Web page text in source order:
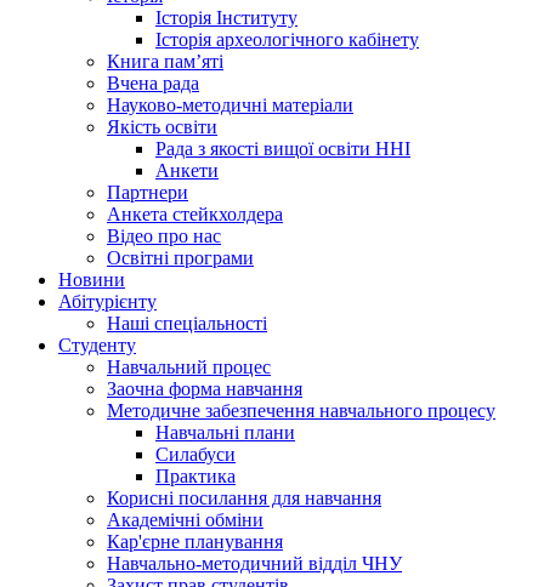
Історія Інституту
Історія археологічного кабінету
Книга памʼяті
Вчена рада
Науково-методичні матеріали
Якість освіти
Рада з якості вищої освіти ННІ
Анкети
Партнери
Анкета стейкхолдера
Відео про нас
Освітні програми
Hовини
Абітурієнту
Наші спеціальності
Студенту
Навчальний процес
Заочна форма навчання
Методичне забезпечення навчального процесу
Навчальні плани
Силабуси
Практика
Корисні посилання для навчання
Академічні обміни
Кар'єрне планування
Навчально-методичний відділ ЧНУ